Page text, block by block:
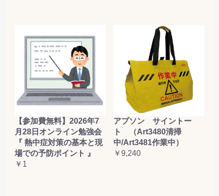
【参加費無料】2026年7
月28日オンライン勉強会
『 熱中症対策の基本と現
場での予防ポイント 』
￥1
アプソン サイントー
ト （Art3480清掃
中/Art3481作業中）
￥9,240